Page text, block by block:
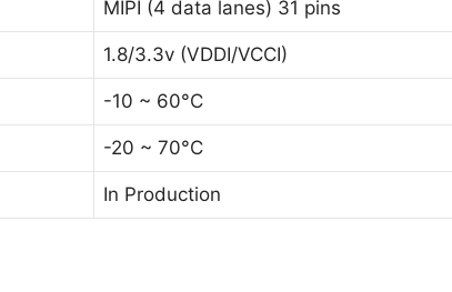
MIPI (4 data lanes) 31 pins
1.8/3.3v (VDDI/VCCI)
-10 ~ 60°C
-20 ~ 70°C
In Production